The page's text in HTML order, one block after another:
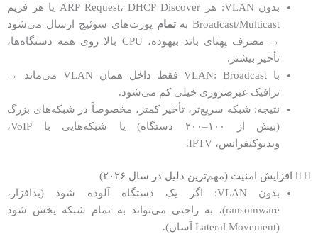
بدون VLAN: هر ARP Request، DHCP Discover یا هر فریم
Broadcast/Multicast به
تمام پورت‌های سوئیچ ارسال می‌شود
→ مصرف پهنای باند بیهوده، CPU بالا روی همه دستگاه‌ها،
تأخیر بیشتر.
با VLAN: Broadcast فقط داخل همان VLAN می‌ماند →
ترافیک غیرضروری خیلی کم می‌شود.
نتیجه: شبکه سریع‌تر، تأخیر کمتر، مخصوصاً در شبکه‌های بزرگ
(بیش از ۱۰۰–۲۰۰ دستگاه) یا شبکه‌هایی با VoIP،
ویدیوکنفرانس، IPTV.
افزایش امنیت (مهم‌ترین دلیل در سال ۲۰۲۶)
بدون VLAN: اگر یک دستگاه آلوده شود (بدافزار،
ransomware)، به راحتی می‌تواند به تمام شبکه پخش شود
(Lateral Movement آسان).